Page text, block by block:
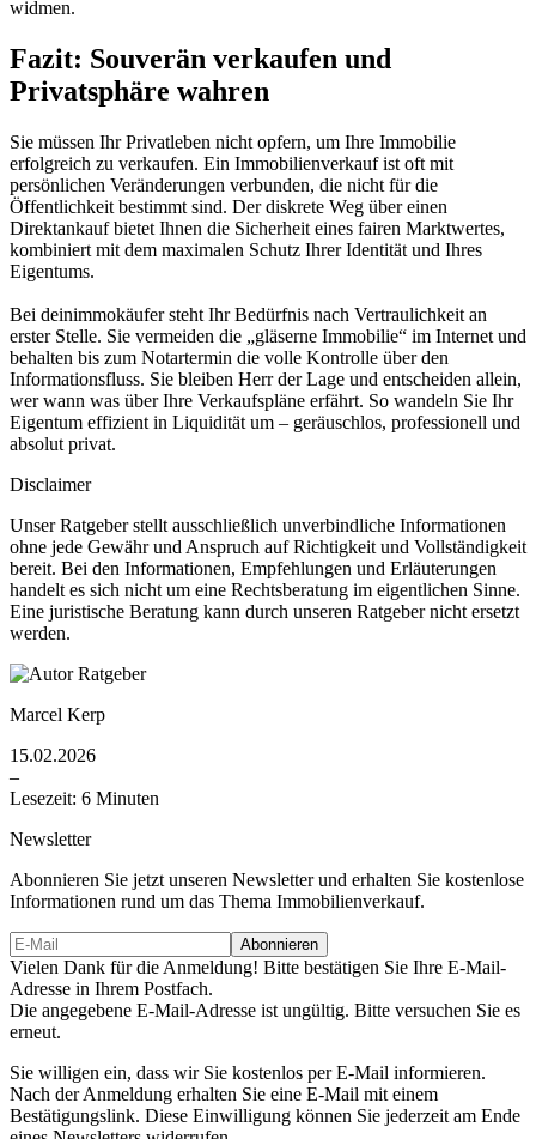
widmen.
Fazit: Souverän verkaufen und
Privatsphäre wahren
Sie müssen Ihr Privatleben nicht opfern, um Ihre Immobilie
erfolgreich zu verkaufen. Ein Immobilienverkauf ist oft mit
persönlichen Veränderungen verbunden, die nicht für die
Öffentlichkeit bestimmt sind. Der diskrete Weg über einen
Direktankauf bietet Ihnen die Sicherheit eines fairen Marktwertes,
kombiniert mit dem maximalen Schutz Ihrer Identität und Ihres
Eigentums.
Bei deinimmokäufer steht Ihr Bedürfnis nach Vertraulichkeit an
erster Stelle. Sie vermeiden die „gläserne Immobilie“ im Internet und
behalten bis zum Notartermin die volle Kontrolle über den
Informationsfluss. Sie bleiben Herr der Lage und entscheiden allein,
wer wann was über Ihre Verkaufspläne erfährt. So wandeln Sie Ihr
Eigentum effizient in Liquidität um – geräuschlos, professionell und
absolut privat.
Disclaimer
Unser Ratgeber stellt ausschließlich unverbindliche Informationen
ohne jede Gewähr und Anspruch auf Richtigkeit und Vollständigkeit
bereit. Bei den Informationen, Empfehlungen und Erläuterungen
handelt es sich nicht um eine Rechtsberatung im eigentlichen Sinne.
Eine juristische Beratung kann durch unseren Ratgeber nicht ersetzt
werden.
Marcel Kerp
15.02.2026
–
Lesezeit: 6 Minuten
Newsletter
Abonnieren Sie jetzt unseren Newsletter und erhalten Sie kostenlose
Informationen rund um das Thema Immobilienverkauf.
Vielen Dank für die Anmeldung! Bitte bestätigen Sie Ihre E-Mail-
Adresse in Ihrem Postfach.
Die angegebene E-Mail-Adresse ist ungültig. Bitte versuchen Sie es
erneut.
Sie willigen ein, dass wir Sie kostenlos per E-Mail informieren.
Nach der Anmeldung erhalten Sie eine E-Mail mit einem
Bestätigungslink. Diese Einwilligung können Sie jederzeit am Ende